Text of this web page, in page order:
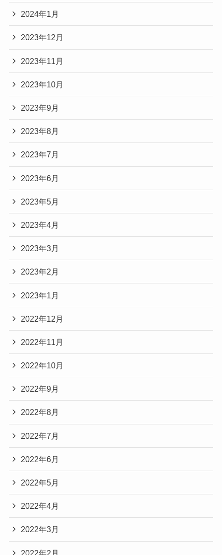
2024年1月
2023年12月
2023年11月
2023年10月
2023年9月
2023年8月
2023年7月
2023年6月
2023年5月
2023年4月
2023年3月
2023年2月
2023年1月
2022年12月
2022年11月
2022年10月
2022年9月
2022年8月
2022年7月
2022年6月
2022年5月
2022年4月
2022年3月
2022年2月